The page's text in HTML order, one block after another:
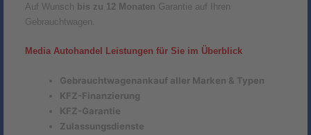
Auf Wunsch bis zu 12 Monaten Garantie auf Ihren
Gebrauchtwagen.
Media Autohandel Leistungen für Sie im Überblick
Gebrauchtwagenankauf aller Marken & Typen
KFZ-Finanzierung
KFZ-Garantie
Zulassungsdienste